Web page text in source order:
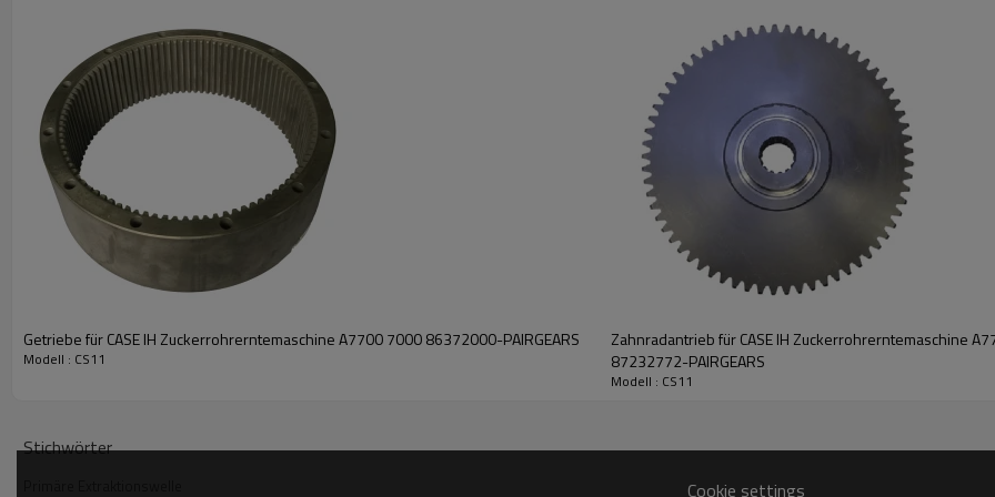
Aufrechterhaltung der
landwirtschaftlicher
des reibungslosen Betriebs
Erntemaschine von
Merkmale:
Pairgears ist bestrebt, seinen
Getriebe, langlebige,
Getriebeprodukte zu bieten.
Für ein Angebot oder weitere
uns bitte und wir helfen Ihnen
Getriebe für CASE IH Zuckerrohrerntemaschine A7700 7000 86372000-PAIRGEARS
Modell : CS11
Zahnradantrieb für CASE IH Zuckerrohrerntemaschine
87232772-PAIRGEARS
Modell : CS11
Stichwörter
Cookie settings